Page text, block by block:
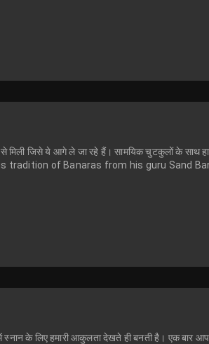
से मिली जिसे ये आगे ले जा रहे हैं। सामयिक चुटकुलों के साथ
tradition of Banaras from his guru Sand
के लिए हमारी आकुलता देखते ही बनती है। एक बार